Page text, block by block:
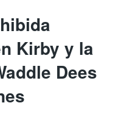
Kirby y la
Dees